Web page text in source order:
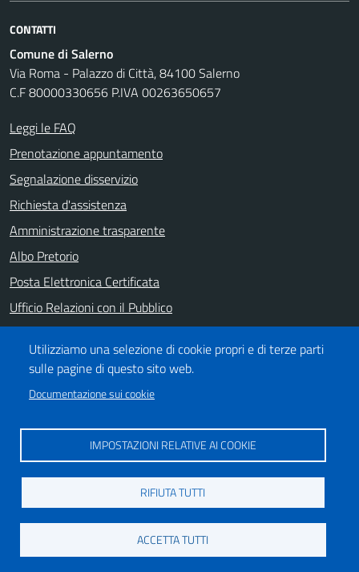
Utilizziamo una selezione di cookie propri e di terze parti
sulle pagine di questo sito web.
Documentazione sui cookie
IMPOSTAZIONI RELATIVE AI COOKIE
RIFIUTA TUTTI
ACCETTA TUTTI
CONTATTI
Comune di Salerno
Via Roma - Palazzo di Città, 84100 Salerno
C.F 80000330656 P.IVA 00263650657
Leggi le FAQ
Prenotazione appuntamento
Segnalazione disservizio
Richiesta d'assistenza
Amministrazione trasparente
Albo Pretorio
Posta Elettronica Certificata
Ufficio Relazioni con il Pubblico
Note legali
Informativa privacy